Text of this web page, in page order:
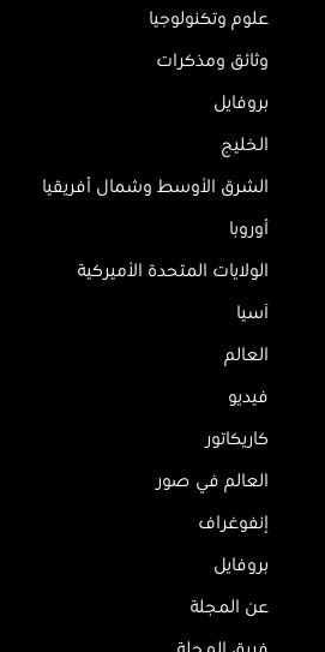
علوم وتكنولوجيا
وثائق ومذكرات
بروفايل
الخليج
الشرق الأوسط وشمال أفريقيا
أوروبا
الولايات المتحدة الأميركية
آسيا
العالم
فيديو
كاريكاتور
العالم في صور
إنفوغراف
بروفايل
عن المجلة